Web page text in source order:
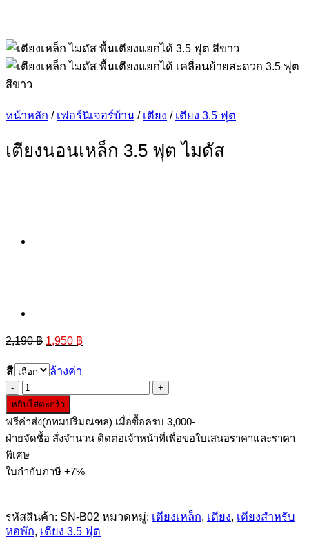
หน้าหลัก / เฟอร์นิเจอร์บ้าน / เตียง / เตียง 3.5 ฟุต
เตียงนอนเหล็ก 3.5 ฟุต ไมดัส
2,190฿ Original
price
was:
2,190 ฿.
1,950 ฿
price
1,950 ฿.
สี
ล้างค่า
จำนวน
เตียง
นอน
เหล็ก
3.5
ฟุต
ชิ้น
หยิบใส่ตะกร้า
ฟรีค่าส่ง(กทมปริมณฑล) เมื่อซื้อครบ 3,000-
ฝ่ายจัดซื้อ สั่งจำนวน ติดต่อเจ้าหน้าที่เพื่อขอใบเสนอราคาและราคา
พิเศษ
ใบกำกับภาษี +7%
รหัสสินค้า: SN-B02 หมวดหมู่: เตียงเหล็ก, เตียง, เตียงสำหรับ
หอพัก, เตียง 3.5 ฟุต